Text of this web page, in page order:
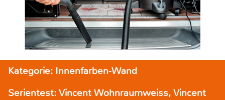
Kategorie: Innenfarben-Wand
Serientest: Vincent Wohnraumweiss, Vincent